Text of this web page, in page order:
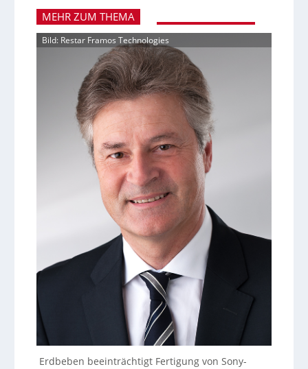
MEHR ZUM THEMA
Bild: Restar Framos Technologies
Erdbeben beeinträchtigt Fertigung von Sony-